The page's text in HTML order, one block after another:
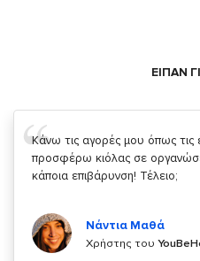
ΕΙΠΑΝ
Σας ευχαριστώ που μας
κάτι!
Χρήστης του